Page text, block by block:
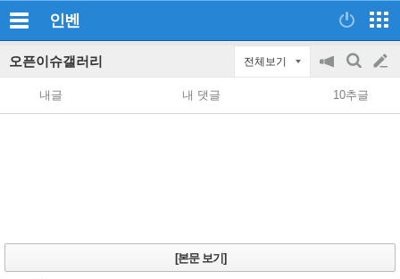
인벤
오픈이슈갤러리 전체보기
공
지
on/off
검
색
글
쓰
내글 내 댓글 10추글
[본문 보기]